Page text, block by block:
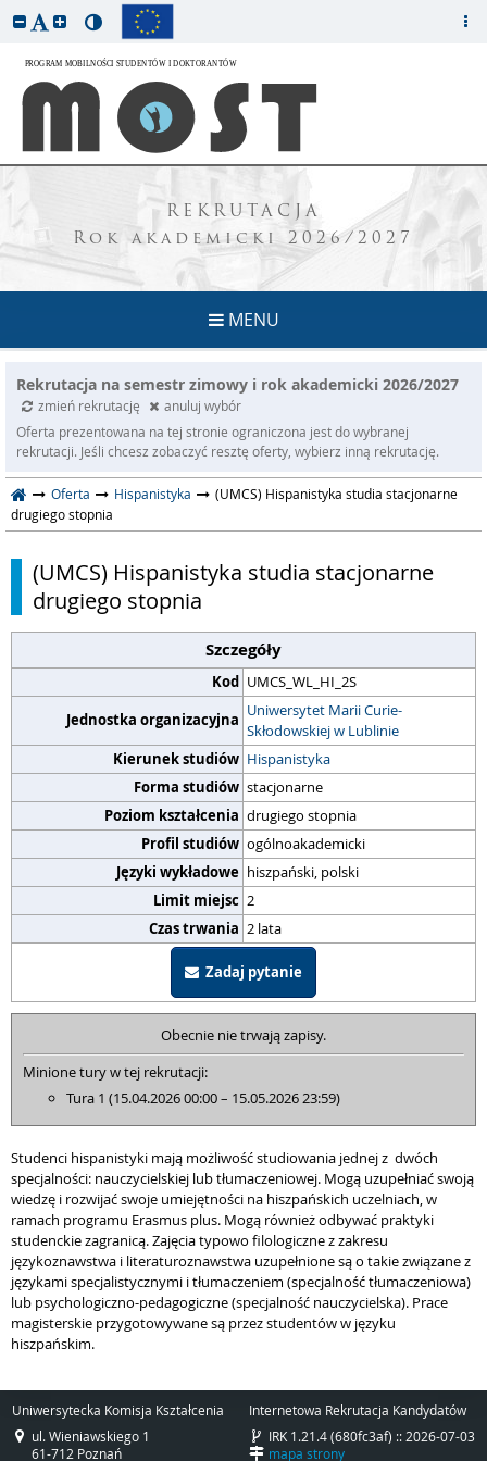
REKRUTACJA
Rok akademicki 2026/2027
MENU
Rekrutacja na semestr zimowy i rok akademicki 2026/2027
zmień rekrutację
anuluj wybór
Oferta prezentowana na tej stronie ograniczona jest do wybranej
rekrutacji. Jeśli chcesz zobaczyć resztę oferty, wybierz inną rekrutację.
Oferta Hispanistyka
(UMCS) Hispanistyka studia stacjonarne
drugiego stopnia
(UMCS) Hispanistyka studia stacjonarne
drugiego stopnia
Szczegóły
Kod UMCS_WL_HI_2S
Jednostka organizacyjna Uniwersytet Marii Curie-
Skłodowskiej w Lublinie
Kierunek studiów Hispanistyka
Forma studiów stacjonarne
Poziom kształcenia drugiego stopnia
Profil studiów ogólnoakademicki
Języki wykładowe hiszpański, polski
Limit miejsc 2
Czas trwania 2 lata
Zadaj pytanie
Obecnie nie trwają zapisy.
Minione tury w tej rekrutacji:
Tura 1 (15.04.2026 00:00 – 15.05.2026 23:59)
Studenci hispanistyki mają możliwość studiowania jednej z dwóch
specjalności: nauczycielskiej lub tłumaczeniowej. Mogą uzupełniać swoją
wiedzę i rozwijać swoje umiejętności na hiszpańskich uczelniach, w
ramach programu Erasmus plus. Mogą również odbywać praktyki
studenckie zagranicą. Zajęcia typowo filologiczne z zakresu
językoznawstwa i literaturoznawstwa uzupełnione są o takie związane z
językami specjalistycznymi i tłumaczeniem (specjalność tłumaczeniowa)
lub psychologiczno-pedagogiczne (specjalność nauczycielska). Prace
magisterskie przygotowywane są przez studentów w języku
hiszpańskim.
Uniwersytecka Komisja Kształcenia
ul. Wieniawskiego 1
61-712 Poznań
Internetowa Rekrutacja Kandydatów
IRK 1.21.4 (680fc3af) :: 2026-07-03
mapa strony